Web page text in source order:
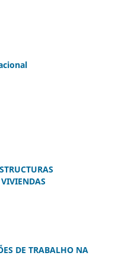
DE TRABALHO NA